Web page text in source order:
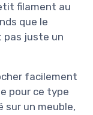
filament au
que le
pas juste un
facilement
pour ce type
sur un meuble,